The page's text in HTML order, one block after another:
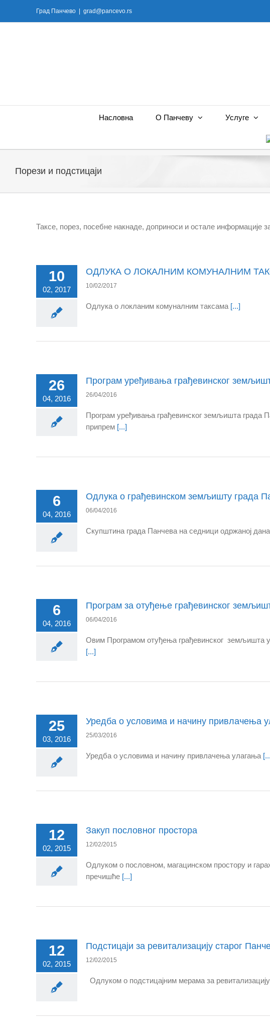
Град Панчево grad@pancevo.rs
Насловна О Панчеву Услуге
Порези и подстицаји
Таксе, порез, посебне накнаде, доприноси и остале информације
10
02, 2017
ОДЛУКА О ЛОКАЛНИМ КОМУНАЛНИМ
10/02/2017
Одлука о локланим комуналним таксама [...]
26
04, 2016
Програм уређивања грађевинског
26/04/2016
Програм уређивања грађевинског земљишта града
припрем [...]
6
04, 2016
Одлука о грађевинском земљишту града
06/04/2016
Скупштина града Панчева на седници одржаној
6
04, 2016
Програм за отуђење грађевинског
06/04/2016
Овим Програмом отуђења грађевинског земљишта у
[...]
25
03, 2016
Уредба о условима и начину привлачења
25/03/2016
Уредба о условима и начину привлачења улагања
12
02, 2015
Закуп пословног простора
12/02/2015
Одлуком о пословном, магацинском простору и
пречишће [...]
12
02, 2015
Подстицаји за ревитализацију старог
12/02/2015
Одлуком о подстицајним мерама за